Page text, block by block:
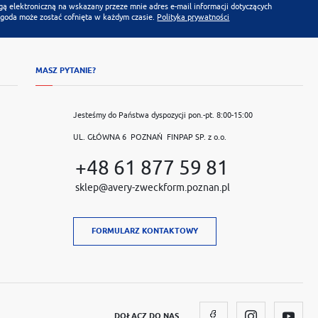
elektroniczną na wskazany przeze mnie adres e-mail informacji dotyczących
może zostać cofnięta w każdym czasie. Polityka prywatności
MASZ PYTANIE?
Jesteśmy do Państwa dyspozycji pon.-pt. 8:00-15:00
UL. GŁÓWNA 6 POZNAŃ FINPAP SP. z o.o.
+48 61 877 59 81
sklep@avery-zweckform.poznan.pl
FORMULARZ KONTAKTOWY
DOŁĄCZ DO NAS